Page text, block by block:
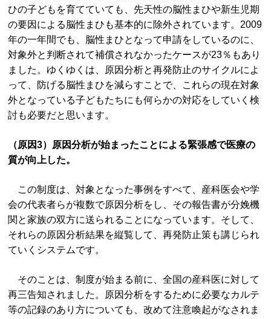
ひの子どもを育てていても、先天性の脳性まひや新生児期
の要因による脳性まひも基本的に除外されています。2009
年の一年間でも、脳性まひとなって申請をしているのに、
対象外と判断されて補償されなかったケースが23％もあり
ました。ゆくゆくは、原因分析と再発防止のサイクルによ
って、防げる脳性まひを減らすことで、これらの現在対象
外となっている子どもたちにも何らかの対応をしていく検
討も必要だと思います。
（原因3）原因分析が始まったことによる緊張感で医療の
質が向上した。
この制度は、対象となった事例をすべて、産科医会や学
会の代表者らが複数で原因分析をし、その報告書が分娩機
関と家族の双方に送られることになっています。そして、
それらの原因分析結果を縦覧して、再発防止策も講じられ
ていくシステムです。
そのことは、制度が始まる前に、全国の産科医に対して
再三告知されました。原因分析をするために必要なカルテ
等の記録のあり方についても、改めて注意喚起がなされま